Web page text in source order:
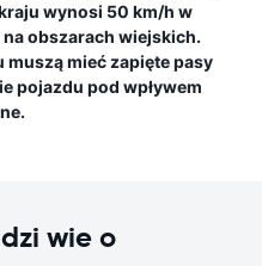
wynosi 50 km/h w
obszarach wiejskich.
mieć zapięte pasy
pojazdu pod wpływem
wie o